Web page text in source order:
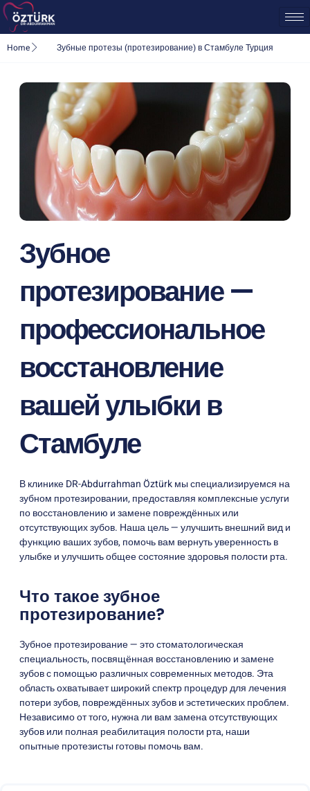
Home Зубные протезы (протезирование) в Стамбуле Турция
Зубное
протезирование —
профессиональное
восстановление
вашей улыбки в
Стамбуле
В клинике DR-Abdurrahman Öztürk мы специализируемся на
зубном протезировании, предоставляя комплексные услуги
по восстановлению и замене повреждённых или
отсутствующих зубов. Наша цель — улучшить внешний вид и
функцию ваших зубов, помочь вам вернуть уверенность в
улыбке и улучшить общее состояние здоровья полости рта.
Что такое зубное
протезирование?
Зубное протезирование — это стоматологическая
специальность, посвящённая восстановлению и замене
зубов с помощью различных современных методов. Эта
область охватывает широкий спектр процедур для лечения
потери зубов, повреждённых зубов и эстетических проблем.
Независимо от того, нужна ли вам замена отсутствующих
зубов или полная реабилитация полости рта, наши
опытные протезисты готовы помочь вам.